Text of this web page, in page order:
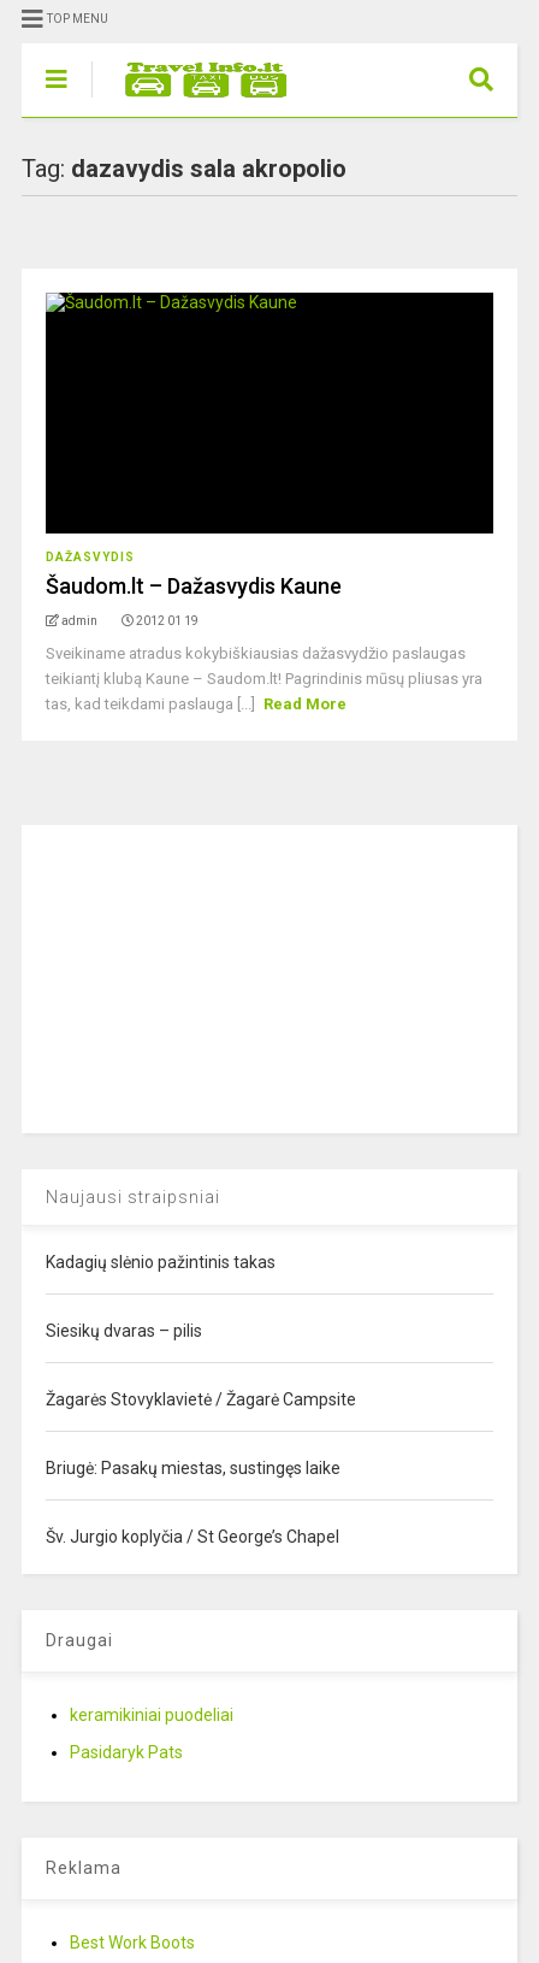
TOP MENU
Tag: dazavydis sala akropolio
DAŽASVYDIS
Šaudom.lt – Dažasvydis Kaune
admin 2012 01 19
Sveikiname atradus kokybiškiausias dažasvydžio paslaugas
teikiantį klubą Kaune – Saudom.lt! Pagrindinis mūsų pliusas yra
tas, kad teikdami paslauga [...]
Read More
Naujausi straipsniai
Kadagių slėnio pažintinis takas
Siesikų dvaras – pilis
Žagarės Stovyklavietė / Žagarė Campsite
Briugė: Pasakų miestas, sustingęs laike
Šv. Jurgio koplyčia / St George’s Chapel
Draugai
keramikiniai puodeliai
Pasidaryk Pats
Reklama
Best Work Boots